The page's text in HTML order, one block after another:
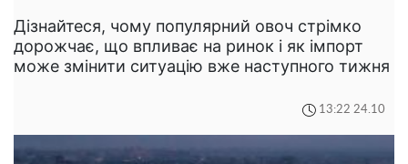
Дізнайтеся, чому популярний овоч стрімко
дорожчає, що впливає на ринок і як імпорт
може змінити ситуацію вже наступного тижня
13:22 24.10